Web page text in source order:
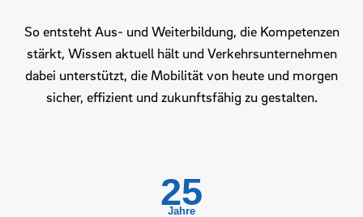
So entsteht Aus- und Weiterbildung, die Kompetenzen
stärkt, Wissen aktuell hält und Verkehrsunternehmen
dabei unterstützt, die Mobilität von heute und morgen
sicher, effizient und zukunftsfähig zu gestalten.
25
Jahre